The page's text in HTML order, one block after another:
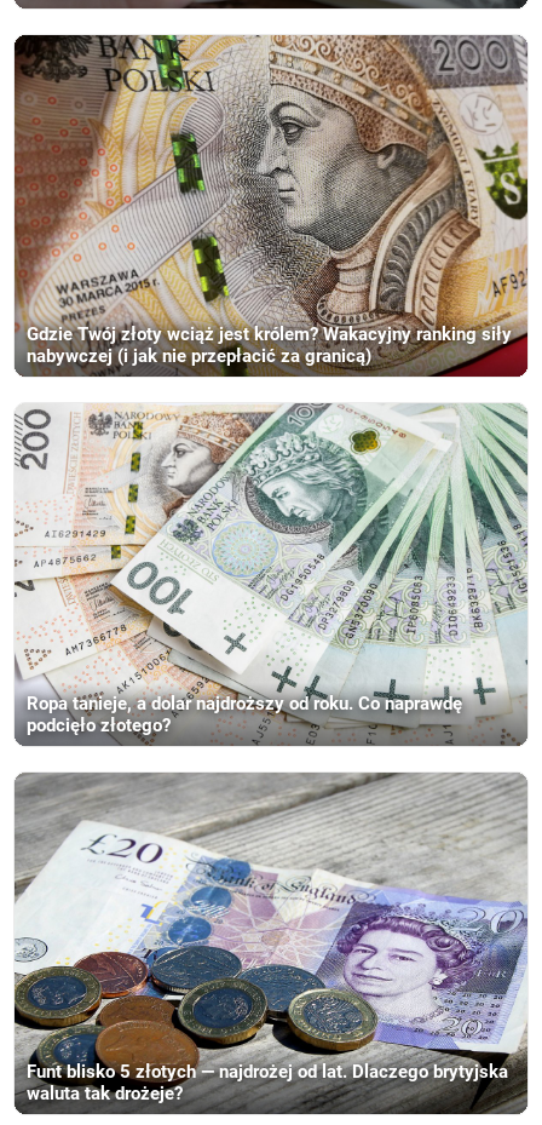
Gdzie Twój złoty wciąż jest królem? Wakacyjny ranking siły
nabywczej (i jak nie przepłacić za granicą)
Ropa tanieje, a dolar najdroższy od roku. Co naprawdę
podcięło złotego?
Funt blisko 5 złotych — najdrożej od lat. Dlaczego brytyjska
waluta tak drożeje?